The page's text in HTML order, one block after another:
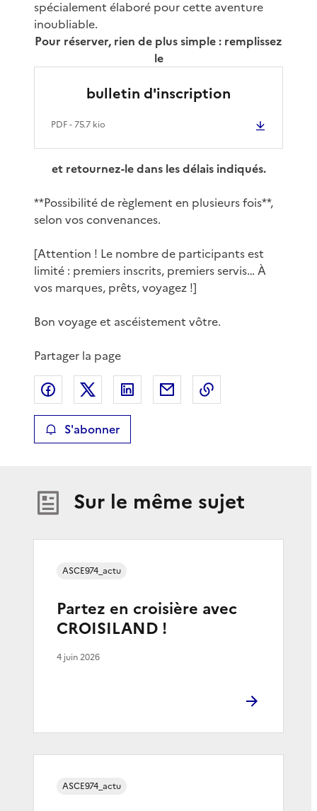
spécialement élaboré pour cette aventure
inoubliable.
Pour réserver, rien de plus simple : remplissez
le
bulletin d'inscription
PDF- 75.7 kio
et retournez-le dans les délais indiqués.
**Possibilité de règlement en plusieurs fois**,
selon vos convenances.
[Attention ! Le nombre de participants est
limité : premiers inscrits, premiers servis… À
vos marques, prêts, voyagez !]
Bon voyage et ascéistement vôtre.
Partager la page
Partager sur Facebook
Partager sur XPartager sur LinkedIn
Partager par email
S'abonner
Sur le même sujet
Partez en croisière avec
CROISILAND !
ASCE974_actu
4 juin 2026
ASCE974_actu